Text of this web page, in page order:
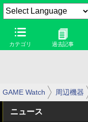
カテゴリ 過去記事
GAME Watch 周辺機器
ニュース